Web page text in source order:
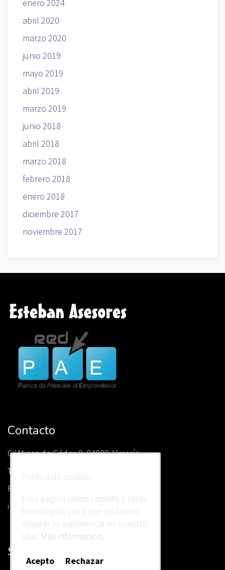
enero 2024
abril 2020
marzo 2020
junio 2019
mayo 2019
abril 2019
marzo 2019
junio 2018
abril 2018
marzo 2018
febrero 2018
enero 2018
diciembre 2017
noviembre 2017
Contacto
C/ Minas de Gádor 8, 04009 Almería.
Tlf.
(+34)
950 25 22 13
Fax
info@estebanasesores.es
Sobre nosotros
Política de cookies
Esta página utiliza cookies y otras
tecnologías para que podamos
mejorar tu experiencia en nuestro
sitio: Más información.
Acepto Rechazar